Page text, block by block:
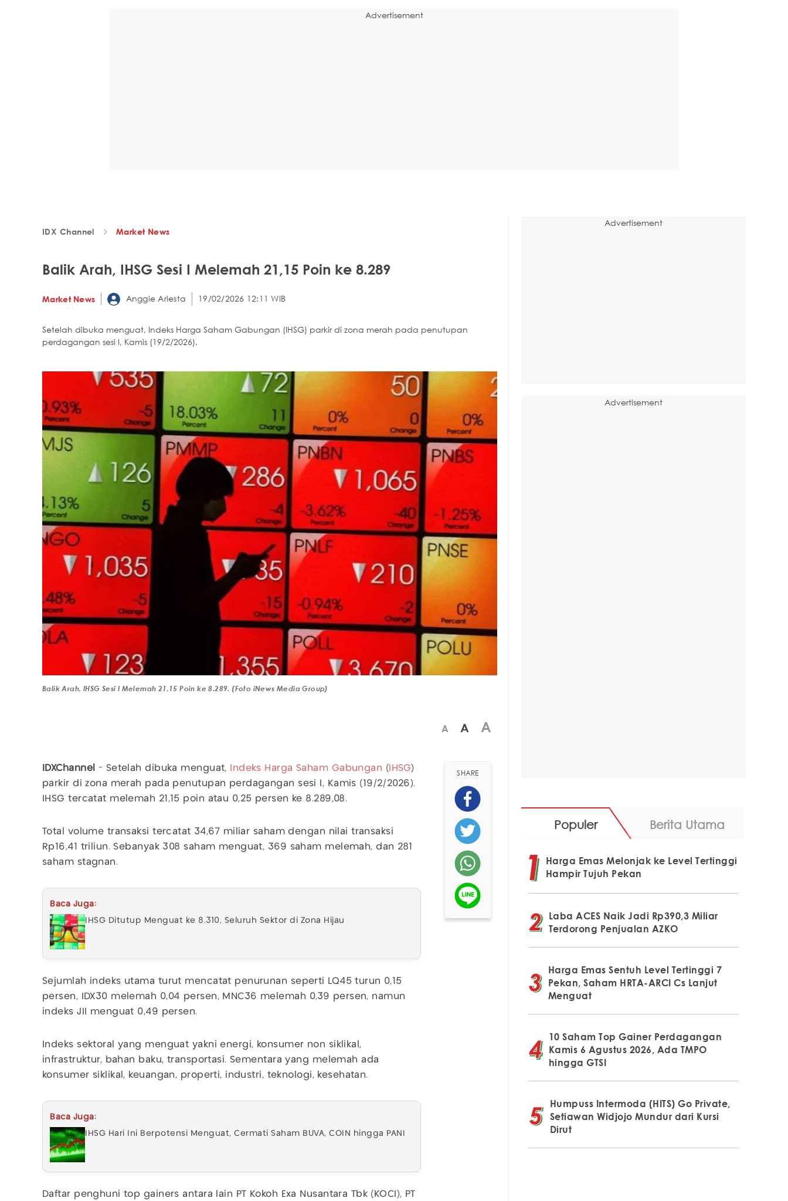
Advertisement
IDX Channel Market News
Balik Arah, IHSG Sesi I Melemah 21,15 Poin ke 8.289
Market News Anggie Ariesta 19/02/2026 12:11 WIB
Setelah dibuka menguat, Indeks Harga Saham Gabungan (IHSG) parkir di zona merah pada penutupan
perdagangan sesi I, Kamis (19/2/2026).
Balik Arah, IHSG Sesi I Melemah 21,15 Poin ke 8.289. (Foto iNews Media Group)
A A A
IDXChannel - Setelah dibuka menguat, Indeks Harga Saham Gabungan ( IHSG)
parkir di zona merah pada penutupan perdagangan sesi I, Kamis (19/2/2026).
IHSG tercatat melemah 21,15 poin atau 0,25 persen ke 8.289,08.
Total volume transaksi tercatat 34,67 miliar saham dengan nilai transaksi
Rp16,41 triliun. Sebanyak 308 saham menguat, 369 saham melemah, dan 281
saham stagnan.
Baca Juga:
IHSG Ditutup Menguat ke 8.310, Seluruh Sektor di Zona Hijau
Sejumlah indeks utama turut mencatat penurunan seperti LQ45 turun 0,15
persen, IDX30 melemah 0,04 persen, MNC36 melemah 0,39 persen, namun
indeks JII menguat 0,49 persen.
Indeks sektoral yang menguat yakni energi, konsumer non siklikal,
infrastruktur, bahan baku, transportasi. Sementara yang melemah ada
konsumer siklikal, keuangan, properti, industri, teknologi, kesehatan.
Baca Juga:
IHSG Hari Ini Berpotensi Menguat, Cermati Saham BUVA, COIN hingga PANI
Daftar penghuni top gainers antara lain PT Kokoh Exa Nusantara Tbk (KOCI), PT
SHARE
Advertisement
Advertisement
Populer Berita Utama
Harga Emas Melonjak ke Level Tertinggi
Hampir Tujuh Pekan
Laba ACES Naik Jadi Rp390,3 Miliar
Terdorong Penjualan AZKO
Harga Emas Sentuh Level Tertinggi 7
Pekan, Saham HRTA-ARCI Cs Lanjut
Menguat
10 Saham Top Gainer Perdagangan
Kamis 6 Agustus 2026, Ada TMPO
hingga GTSI
Humpuss Intermoda (HITS) Go Private,
Setiawan Widjojo Mundur dari Kursi
Dirut